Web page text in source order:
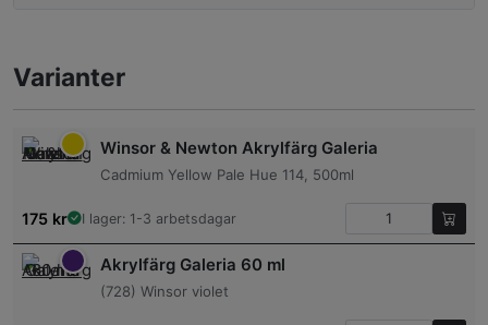
Varianter
Winsor & Newton Akrylfärg Galeria
Cadmium Yellow Pale Hue 114, 500ml
175 kr I lager: 1-3 arbetsdagar
Akrylfärg Galeria 60 ml
(728) Winsor violet